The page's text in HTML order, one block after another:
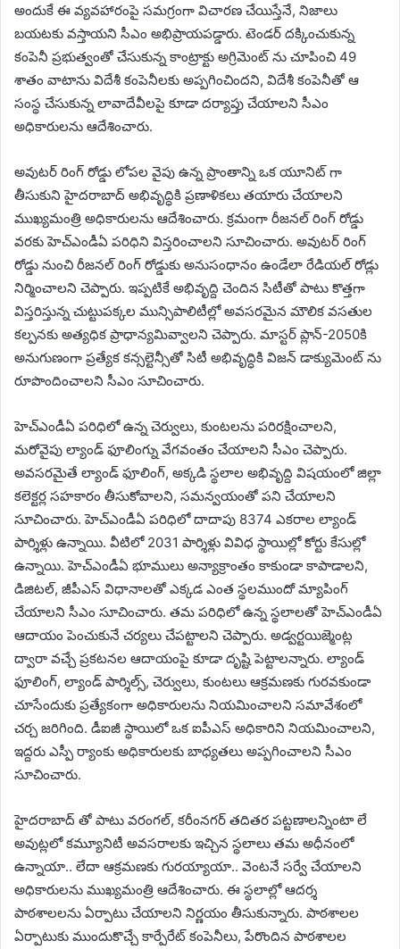
అందుకే ఈ వ్యవహారంపై సమగ్రంగా విచారణ చేయిస్తేనే, నిజాలు
బయటకు వస్తాయని సీఎం అభిప్రాయపడ్డారు. టెండర్ దక్కించుకున్న
కంపెనీ ప్రభుత్వంతో చేసుకున్న కాంట్రాక్టు అగ్రిమెంట్ ను చూపించి 49
శాతం వాటాను విదేశీ కంపెనీలకు అప్పగించిందని, విదేశీ కంపెనీతో ఆ
సంస్థ చేసుకున్న లావాదేవీలపై కూడా దర్యాప్తు చేయాలని సీఎం
అధికారులను ఆదేశించారు.
అవుటర్ రింగ్ రోడ్డు లోపల వైపు ఉన్న ప్రాంతాన్ని ఒక యూనిట్ గా
తీసుకుని హైదరాబాద్ అభివృద్ధికి ప్రణాళికలు తయారు చేయాలని
ముఖ్యమంత్రి అధికారులను ఆదేశించారు. క్రమంగా రీజనల్ రింగ్ రోడ్డు
వరకు హెచ్ఎండీఏ పరిధిని విస్తరించాలని సూచించారు. అవుటర్ రింగ్
రోడ్డు నుంచి రీజనల్ రింగ్ రోడ్డుకు అనుసంధానం ఉండేలా రేడియల్ రోడ్లు
నిర్మించాలని చెప్పారు. ఇప్పటికే అభివృద్ది చెందిన సిటీతో పాటు కొత్తగా
విస్తరిస్తున్న చుట్టుపక్కల మున్సిపాలిటీల్లో అవసరమైన మౌలిక వసతుల
కల్పనకు అత్యధిక ప్రాధాన్యమివ్వాలని చెప్పారు. మాస్టర్ ప్లాన్-2050కి
అనుగుణంగా ప్రత్యేక కన్సల్టెన్సీతో సిటీ అభివృద్ధికి విజన్ డాక్యుమెంట్ ను
రూపొందించాలని సీఎం సూచించారు.
హెచ్ఎండీఏ పరిధిలో ఉన్న చెర్వులు, కుంటలను పరిరక్షించాలని,
మరోవైపు ల్యాండ్ ఫూలింగ్ను వేగవంతం చేయాలని సీఎం చెప్పారు.
అవసరమైతే ల్యాండ్ ఫూలింగ్, అక్కడి స్థలాల అభివృద్ది విషయంలో జిల్లా
కలెక్టర్ల సహకారం తీసుకోవాలని, సమన్వయంతో పని చేయాలని
సూచించారు. హెచ్ఎండీఏ పరిధిలో దాదాపు 8374 ఎకరాల ల్యాండ్
పార్శిళ్లు ఉన్నాయి. వీటిలో 2031 పార్శిళ్లు వివిధ స్థాయిల్లో కోర్టు కేసుల్లో
ఉన్నాయి. హెచ్ఎండీఏ భూములు అన్యాక్రాంతం కాకుండా కాపాడాలని,
డిజిటల్, జీపీఎస్ విధానాలతో ఎక్కడ ఎంత స్థలముందో మ్యాపింగ్
చేయాలని సీఎం సూచించారు. తమ పరిధిలో ఉన్న స్థలాలతో హెచ్ఎండీఏ
ఆదాయం పెంచుకునే చర్యలు చేపట్టాలని చెప్పారు. అడ్వర్టయిజ్మెంట్ల
ద్వారా వచ్చే ప్రకటనల ఆదాయంపై కూడా దృష్టి పెట్టాలన్నారు. ల్యాండ్
ఫూలింగ్, ల్యాండ్ పార్శిల్స్, చెర్వులు, కుంటలు ఆక్రమణకు గురవకుండా
చూసేందుకు ప్రత్యేకంగా అధికారులను నియమించాలని సమావేశంలో
చర్చ జరిగింది. డీఐజీ స్థాయిలో ఒక ఐపీఎస్ అధికారిని నియమించాలని,
ఇద్దరు ఎస్పీ ర్యాంకు అధికారులకు బాధ్యతలు అప్పగించాలని సీఎం
సూచించారు.
హైదరాబాద్ తో పాటు వరంగల్, కరీంనగర్ తదితర పట్టణాలన్నింటా లే
అవుట్లలో కమ్యూనిటీ అవసరాలకు ఇచ్చిన స్థలాలు తమ అధీనంలో
ఉన్నాయా.. లేదా ఆక్రమణకు గురయ్యాయా.. వెంటనే సర్వే చేయాలని
అధికారులను ముఖ్యమంత్రి ఆదేశించారు. ఈ స్థలాల్లో ఆదర్శ
పాఠశాలలను ఏర్పాటు చేయాలని నిర్ణయం తీసుకున్నారు. పాఠశాలల
ఏర్పాటుకు ముందుకొచ్చే కార్పేరేట్ కంపెనీలు, పేరొందిన పాఠశాలల